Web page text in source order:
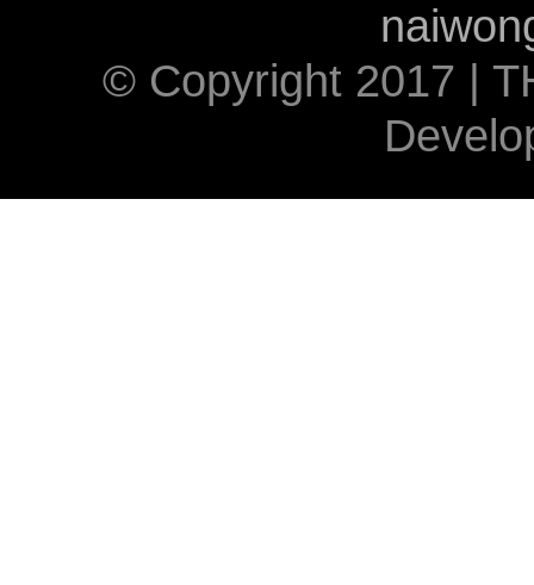
© Copyright 2017 |